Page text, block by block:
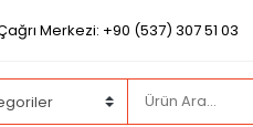
Merkezi: +90 (537) 307 51 03